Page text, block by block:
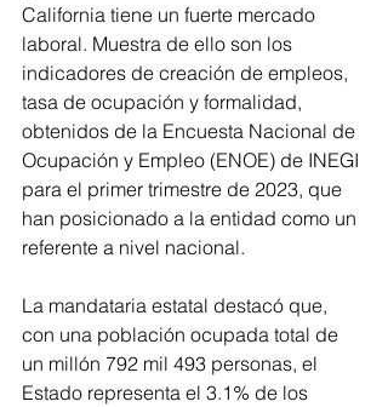
California tiene un fuerte mercado
laboral. Muestra de ello son los
indicadores de creación de empleos,
tasa de ocupación y formalidad,
obtenidos de la Encuesta Nacional de
Ocupación y Empleo (ENOE) de INEGI
para el primer trimestre de 2023, que
han posicionado a la entidad como un
referente a nivel nacional.
La mandataria estatal destacó que,
con una población ocupada total de
un millón 792 mil 493 personas, el
Estado representa el 3.1% de los